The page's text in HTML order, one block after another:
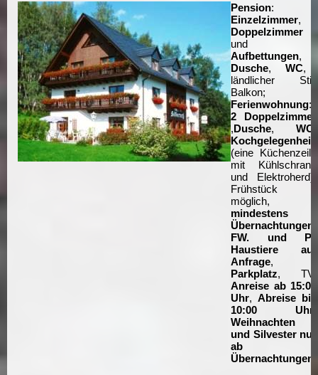
Pension:
Einzelzimmer,
Doppelzimmer
und
Aufbettungen,
Dusche, WC,
ländlicher Stil,
Balkon;
Ferienwohnung:
2 Doppelzimmer
,Dusche, WC
Kochgelegenheit
(eine Küchenzeile
mit Kühlschrank
und Elektroherd),
Frühstück
möglich,
mindestens 2
Übernachtungen
FW. und P.:
Haustiere auf
Anfrage,
Parkplatz, TV,
Anreise ab 15:00
Uhr, Abreise bis
10:00 Uhr
Weihnachten
und Silvester nur
ab 5
Übernachtungen